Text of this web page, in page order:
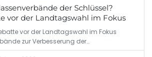
der Schlüssel?
vor der Landtagswahl im Fokus
vor der Landtagswahl im Fokus
zur Verbesserung der…